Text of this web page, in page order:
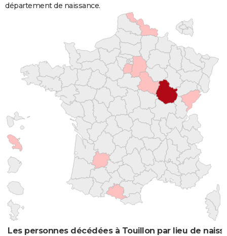
département de naissance.
Les personnes décédées à Touillon par lieu de